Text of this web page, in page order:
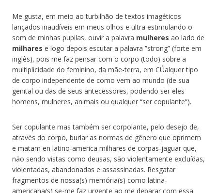
Me gusta, em meio ao turbilhão de textos imagéticos
lançados inaudíveis em meus olhos e ultra estimulando o
som de minhas pupilas, ouvir a palavra mulheres ao lado de
milhares e logo depois escutar a palavra ”strong” (forte em
inglês), pois me faz pensar com o corpo (todo) sobre a
multiplicidade do feminino, da mãe-terra, em CÚalquer tipo
de corpo independente de como vem ao mundo (de sua
genital ou das de seus antecessores, podendo ser eles
homens, mulheres, animais ou qualquer “ser copulante”).
Ser copulante mas também ser corpolante, pelo desejo de,
através do corpo, burlar as normas de gênero que oprimem
e matam en latino-america milhares de corpas-jaguar que,
não sendo vistas como deusas, são violentamente excluídas,
violentadas, abandonadas e assassinadas. Resgatar
fragmentos de nossa(s) memória(s) como latina-
americana(s) se-me faz urgente ao me deparar com essa